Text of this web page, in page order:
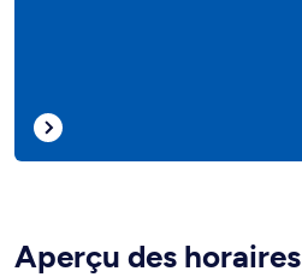
Aperçu des horaires